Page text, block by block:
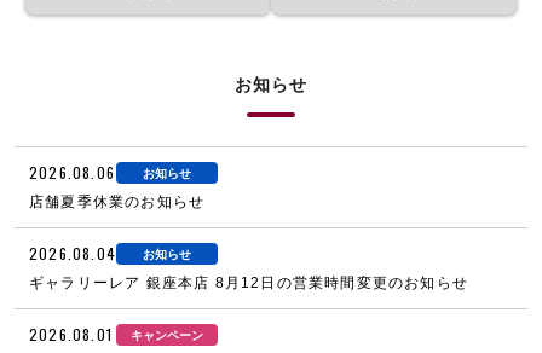
お知らせ
2026.08.06 お知らせ
店舗夏季休業のお知らせ
2026.08.04 お知らせ
ギャラリーレア 銀座本店 8月12日の営業時間変更のお知らせ
2026.08.01 キャンペーン